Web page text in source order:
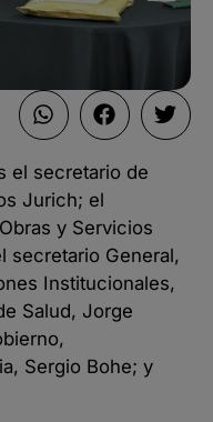
el secretario de
Jurich; el
y Servicios
secretario General,
Institucionales,
Salud, Jorge
Sergio Bohe; y